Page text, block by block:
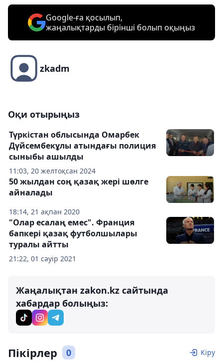
Google-ға қосылып,
жаңалықтарды бірінші болып оқыңыз
zkadm
Оқи отырыңыз
11:03, 20 желтоқсан 2024
Түркістан облысында Омарбек
Дүйсембекұлы атындағы полиция
сыныбы ашылды
18:14, 21 ақпан 2020
50 жылдан соң қазақ жері шөлге
айналады
21:22, 01 сәуір 2021
"Олар есалаң емес". Франция
бапкері қазақ футболшылары
туралы айтты
Жаңалықтан zakon.kz сайтында
хабардар болыңыз:
Пікірлер 0 Кіру